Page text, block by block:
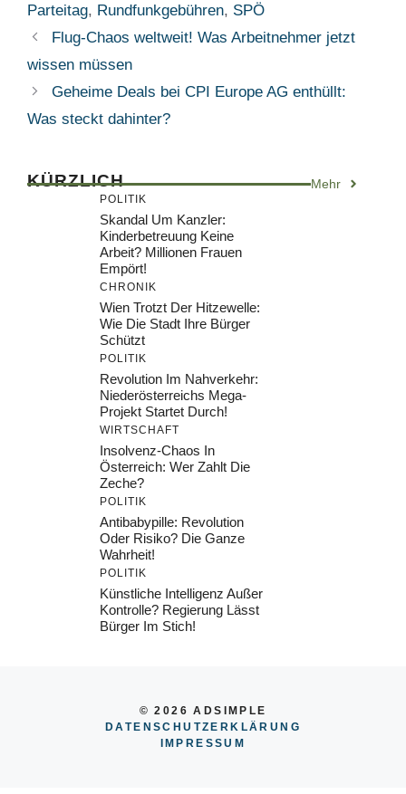
Parteitag, Rundfunkgebühren, SPÖ
Flug-Chaos weltweit! Was Arbeitnehmer jetzt
wissen müssen
Geheime Deals bei CPI Europe AG enthüllt:
Was steckt dahinter?
KÜRZLICH Mehr
POLITIK
Skandal Um Kanzler:
Kinderbetreuung Keine
Arbeit? Millionen Frauen
Empört!
CHRONIK
Wien Trotzt Der Hitzewelle:
Wie Die Stadt Ihre Bürger
Schützt
POLITIK
Revolution Im Nahverkehr:
Niederösterreichs Mega-
Projekt Startet Durch!
WIRTSCHAFT
Insolvenz-Chaos In
Österreich: Wer Zahlt Die
Zeche?
POLITIK
Antibabypille: Revolution
Oder Risiko? Die Ganze
Wahrheit!
POLITIK
Künstliche Intelligenz Außer
Kontrolle? Regierung Lässt
Bürger Im Stich!
© 2026 ADSIMPLE
DATENSCHUTZERKLÄRUNG
IMPRESSU M